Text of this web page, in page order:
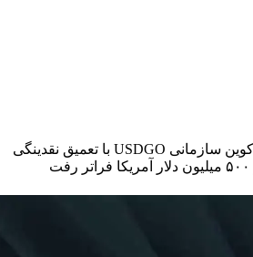
عرضه در گردش استیبل کوین سازمانی USDGO با تعمیق نقدینگی